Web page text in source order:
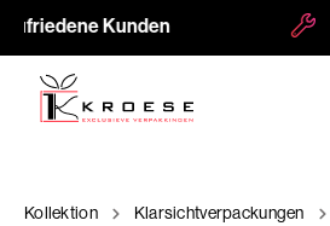
Kunden
Kollektion
Klarsichtverpackungen